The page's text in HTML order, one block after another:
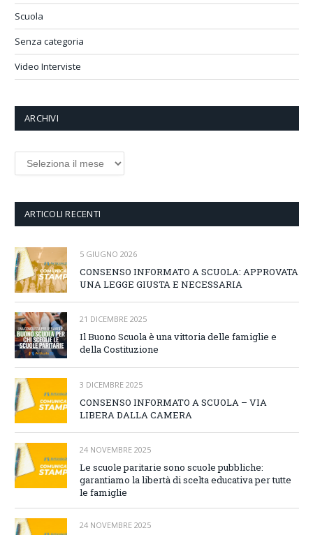
Scuola
Senza categoria
Video Interviste
ARCHIVI
ARTICOLI RECENTI
5 GIUGNO 2026
CONSENSO INFORMATO A SCUOLA: APPROVATA
UNA LEGGE GIUSTA E NECESSARIA
21 DICEMBRE 2025
Il Buono Scuola è una vittoria delle famiglie e
della Costituzione
3 DICEMBRE 2025
CONSENSO INFORMATO A SCUOLA – VIA
LIBERA DALLA CAMERA
24 NOVEMBRE 2025
Le scuole paritarie sono scuole pubbliche:
garantiamo la libertà di scelta educativa per tutte
le famiglie
24 NOVEMBRE 2025